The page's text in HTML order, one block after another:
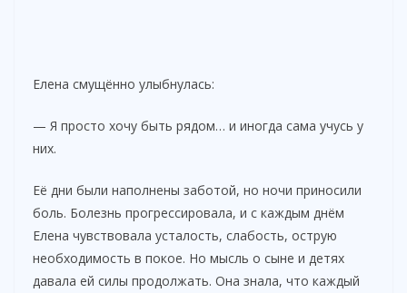
Елена смущённо улыбнулась:
— Я просто хочу быть рядом… и иногда сама учусь у
них.
Её дни были наполнены заботой, но ночи приносили
боль. Болезнь прогрессировала, и с каждым днём
Елена чувствовала усталость, слабость, острую
необходимость в покое. Но мысль о сыне и детях
давала ей силы продолжать. Она знала, что каждый